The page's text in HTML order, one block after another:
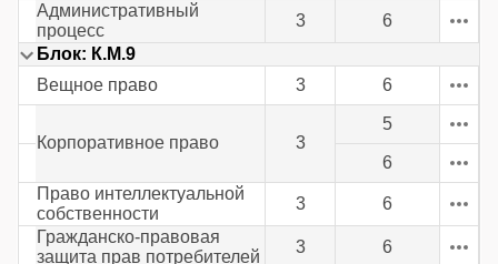
Административный
процесс
3
6
Блок: К.М.9
Вещное право
3 6
Корпоративное право 3
5
6
Право интеллектуальной
собственности
3
6
Гражданско-правовая
защита прав потребителей
3
6